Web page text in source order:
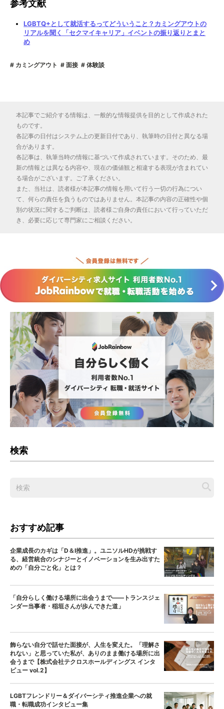
参考文献
LGBTQ+として就活するってどういうこと？カミングアウトの
リアルを聞く「セクマイキャリア」イベントの振り返りとまと
め
カミングアウト 面接 体験談
本記事でご紹介する情報は、一般的な情報提供を目的として作成された
ものです。
各記事の日付はシステム上の更新日付であり、執筆時の日付と異なる場
合があります。
各記事は、執筆当時の情報に基づいて作成されています。そのため、最
新の情報とは異なる内容や、現在の価値観と相違する表現が含まれてい
る場合がございます。ご了承ください。
また、当社は、読者様が本記事の情報を用いて行う一切の行為につい
て、何らの責任を負うものではありません。本記事の内容の正確性や個
別の状況に関するご判断は、読者様ご自身の責任において行っていただ
き、必要に応じて専門家にご相談ください。
検索
おすすめ記事
企業成長のカギは「D＆I推進」。ユニソルHDが挑戦す
る、経営統合のシナジーとイノベーションを生み出すた
めの「自分ごと化」とは？
「自分らしく働ける場所に出会うまで——トランスジェ
ンダー当事者・稲垣さんが歩んできた道」
飾らない自分で話せた面接が、人生を変えた。「理解さ
れない」と思っていた私が、ありのまま働ける場所に出
会うまで【株式会社テクロスホールディングス インタ
ビュー vol.2】
LGBTフレンドリー＆ダイバーシティ推進企業への就
職・転職成功インタビュー集